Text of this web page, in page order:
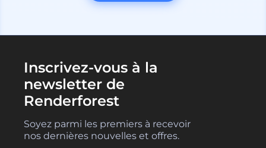
Inscrivez-vous à la
newsletter de
Renderforest
Soyez parmi les premiers à recevoir
nos dernières nouvelles et offres.